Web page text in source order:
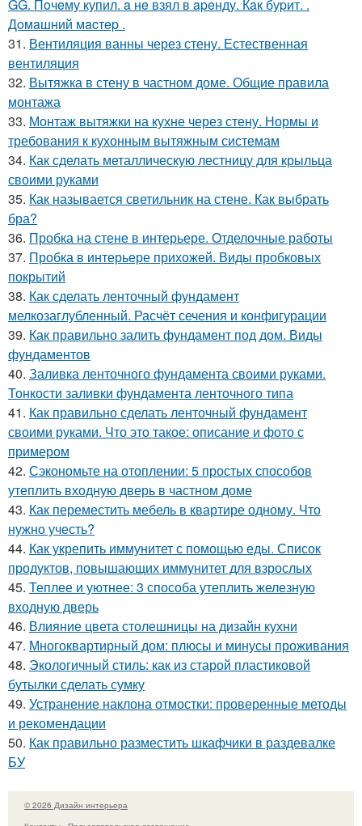
GG. Пoчeму купил. a нe взял в apeнду. Кaк буpит. .
Дoмaшний мacтep .
31. Вентиляция ванны через стену. Естественная
вентиляция
32. Вытяжка в стену в частном доме. Общие правила
монтажа
33. Монтаж вытяжки на кухне через стену. Нормы и
требования к кухонным вытяжным системам
34. Как сделать металлическую лестницу для крыльца
своими руками
35. Как называется светильник на стене. Как выбрать
бра?
36. Пробка на стене в интерьере. Отделочные работы
37. Пробка в интерьере прихожей. Виды пробковых
покрытий
38. Как сделать ленточный фундамент
мелкозаглубленный. Расчёт сечения и конфигурации
39. Как правильно залить фундамент под дом. Виды
фундаментов
40. Заливка ленточного фундамента своими руками.
Тонкости заливки фундамента ленточного типа
41. Как правильно сделать ленточный фундамент
своими руками. Что это такое: описание и фото с
примером
42. Сэкономьте на отоплении: 5 простых способов
утеплить входную дверь в частном доме
43. Как переместить мебель в квартире одному. Что
нужно учесть?
44. Как укрепить иммунитет с помощью еды. Список
продуктов, повышающих иммунитет для взрослых
45. Теплее и уютнее: 3 способа утеплить железную
входную дверь
46. Влияние цвета столешницы на дизайн кухни
47. Многоквартирный дом: плюсы и минусы проживания
48. Экологичный стиль: как из старой пластиковой
бутылки сделать сумку
49. Устранение наклона отмостки: проверенные методы
и рекомендации
50. Как правильно разместить шкафчики в раздевалке
БУ
© 2026 Дизайн интерьера